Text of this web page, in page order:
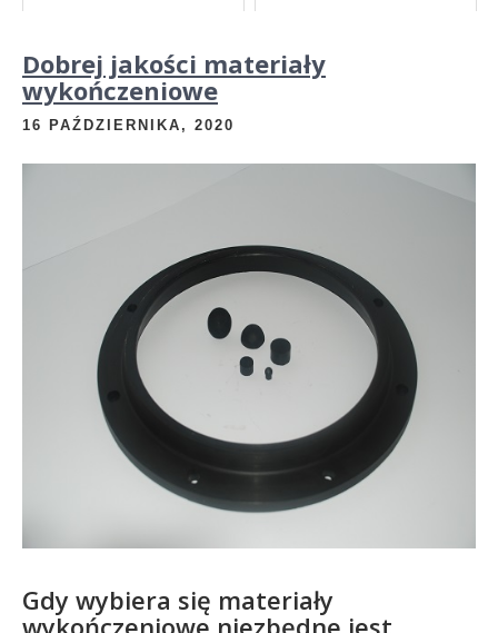
Dobrej jakości materiały
wykończeniowe
16 PAŹDZIERNIKA, 2020
Gdy wybiera się materiały